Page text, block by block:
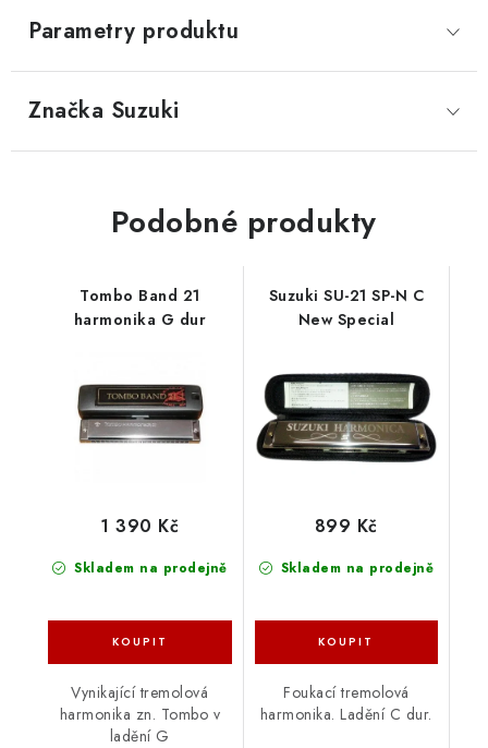
Parametry produktu
Značka Suzuki
Podobné produkty
Tombo Band 21
harmonika G dur
Skladem na prodejně
1 390 Kč
Vynikající tremolová
harmonika zn. Tombo v
ladění G
Suzuki SU-21 SP-N C
New Special
Skladem na prodejně
899 Kč
Foukací tremolová
harmonika. Ladění C dur.